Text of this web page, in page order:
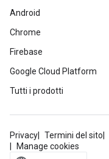
Android
Chrome
Firebase
Google Cloud Platform
Tutti i prodotti
Privacy Termini del sito
Manage cookies